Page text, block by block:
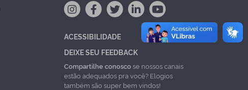
ACESSIBILIDADE
DEIXE SEU FEEDBACK
Compartilhe conoscose nossos canais
estão adequados pra você? Elogios
também são super bem vindos!